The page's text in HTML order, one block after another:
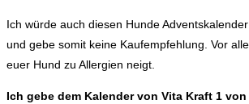
Ich würde auch diesen Hunde
und gebe somit keine Kaufempfehlung. Vor
euer Hund zu Allergien neigt.
Ich gebe dem Kalender von Vita Kraft 1 von